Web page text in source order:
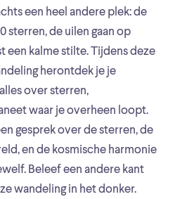
een heel andere plek: de
sterren, de uilen gaan op
een kalme stilte. Tijdens deze
herontdek je je
over sterren,
waar je overheen loopt.
gesprek over de sterren, de
en de kosmische harmonie
Beleef een andere kant
wandeling in het donker.